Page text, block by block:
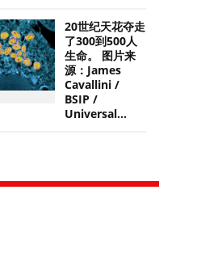
20世纪天花夺走
了300到500人
生命。 图片来
源：James
Cavallini /
BSIP /
Universal...